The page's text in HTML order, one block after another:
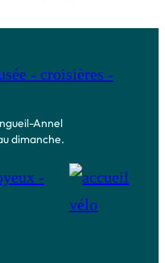
Annel
dimanche.